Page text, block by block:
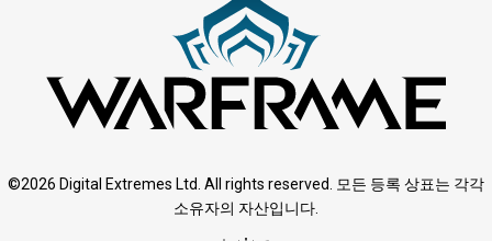
©2026 Digital Extremes Ltd. All rights reserved. 모든 등록 상표는 각각
소유자의 자산입니다.